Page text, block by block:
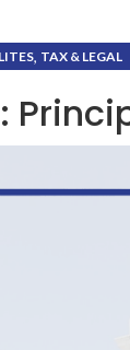
, TAX & LEGAL